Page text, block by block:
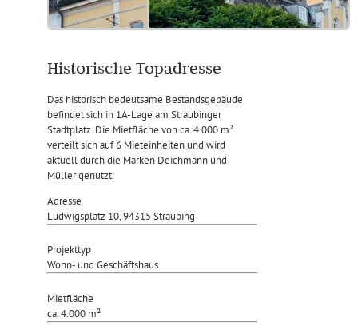
Historische Topadresse
Das historisch bedeutsame Bestandsgebäude
befindet sich in 1A-Lage am Straubinger
Stadtplatz. Die Mietfläche von ca. 4.000 m²
verteilt sich auf 6 Mieteinheiten und wird
aktuell durch die Marken Deichmann und
Müller genutzt.
Adresse
Ludwigsplatz 10, 94315 Straubing
Projekttyp
Wohn- und Geschäftshaus
Mietfläche
ca. 4.000 m²